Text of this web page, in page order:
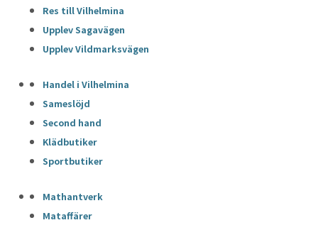
Res till Vilhelmina
Upplev Sagavägen
Upplev Vildmarksvägen
Handel i Vilhelmina
Sameslöjd
Second hand
Klädbutiker
Sportbutiker
Mathantverk
Mataffärer